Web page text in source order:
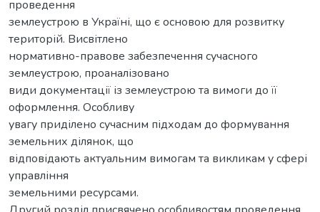
проведення
землеустрою в Україні, що є основою для розвитку
територій. Висвітлено
нормативно-правове забезпечення сучасного
землеустрою, проаналізовано
види документації із землеустрою та вимоги до її
оформлення. Особливу
увагу приділено сучасним підходам до формування
земельних ділянок, що
відповідають актуальним вимогам та викликам у сфері
управління
земельними ресурсами.